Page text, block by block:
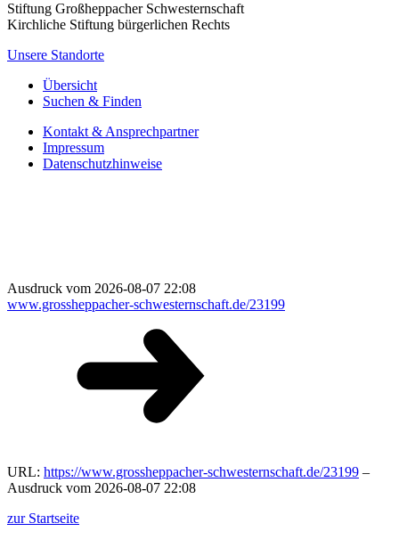
Stiftung Großheppacher Schwesternschaft
Kirchliche Stiftung bürgerlichen Rechts
Unsere Standorte
Übersicht
Suchen & Finden
Kontakt & Ansprechpartner
Impressum
Datenschutzhinweise
Ausdruck vom 2026-08-07 22:08
www.grossheppacher-schwesternschaft.de/23199
URL: https://www.grossheppacher-schwesternschaft.de/23199 –
Ausdruck vom 2026-08-07 22:08
zur Startseite